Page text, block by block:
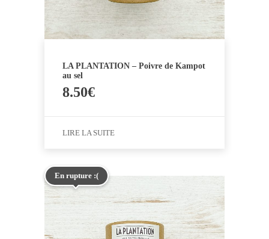
LA PLANTATION – Poivre de Kampot
au sel
8.50€
LIRE LA SUITE
En rupture :(